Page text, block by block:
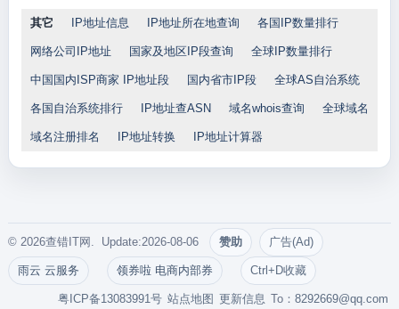
其它 IP地址信息 IP地址所在地查询 各国IP数量排行
网络公司IP地址 国家及地区IP段查询 全球IP数量排行
中国国内ISP商家 IP地址段 国内省市IP段 全球AS自治系统
各国自治系统排行 IP地址查ASN 域名whois查询 全球域名
域名注册排名 IP地址转换 IP地址计算器
© 2026查错IT网. Update:2026-08-06 赞助 广告(Ad)
雨云 云服务 领券啦 电商内部券 Ctrl+D收藏
To：8292669@qq.com
更新信息
站点地图
粤ICP备13083991号